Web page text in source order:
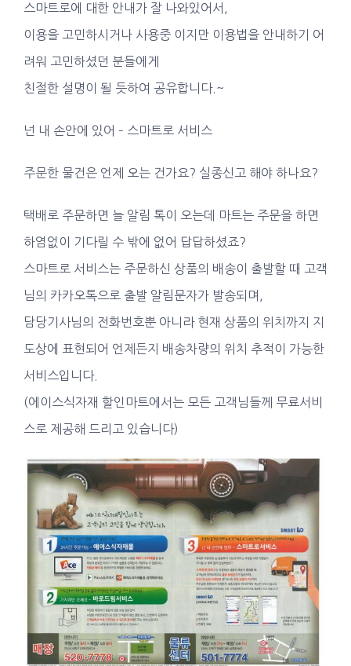
스마트로에 대한 안내가 잘 나와있어서,
이용을 고민하시거나 사용중 이지만 이용법을 안내하기 어
려워 고민하셨던 분들에게
친절한 설명이 될 듯하여 공유합니다.~
넌 내 손안에 있어 – 스마트로 서비스
주문한 물건은 언제 오는 건가요? 실종신고 해야 하나요?
택배로 주문하면 늘 알림 톡이 오는데 마트는 주문을 하면
하염없이 기다릴 수 밖에 없어 답답하셨죠?
스마트로 서비스는 주문하신 상품의 배송이 출발할 때 고객
님의 카카오톡으로 출발 알림문자가 발송되며,
담당기사님의 전화번호뿐 아니라 현재 상품의 위치까지 지
도상에 표현되어 언제든지 배송차량의 위치 추적이 가능한
서비스입니다.
(에이스식자재 할인마트에서는 모든 고객님들께 무료서비
스로 제공해 드리고 있습니다)